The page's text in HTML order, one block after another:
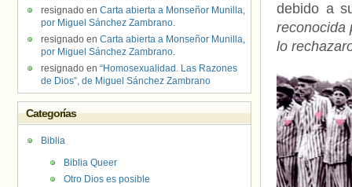
debido a
reconocida
lo
resignado en Carta abierta a Monseñor Munilla,
por Miguel Sánchez Zambrano.
resignado en Carta abierta a Monseñor Munilla,
por Miguel Sánchez Zambrano.
resignado en “Homosexualidad. Las Razones
de Dios”, de Miguel Sánchez Zambrano
Categorías
Biblia
Biblia Queer
Otro Dios es posible